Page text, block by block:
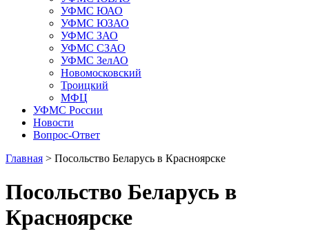
УФМС ЮАО
УФМС ЮЗАО
УФМС ЗАО
УФМС СЗАО
УФМС ЗелАО
Новомосковский
Троицкий
МФЦ
УФМС России
Новости
Вопрос-Ответ
Главная > Посольство Беларусь в Красноярске
Посольство Беларусь в
Красноярске